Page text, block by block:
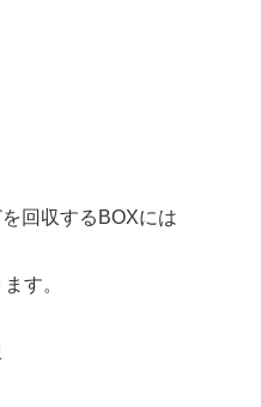
回収するBOXには
す。